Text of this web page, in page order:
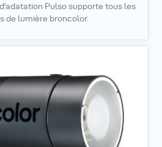
Pulso supporte tous les
de lumière broncolor.